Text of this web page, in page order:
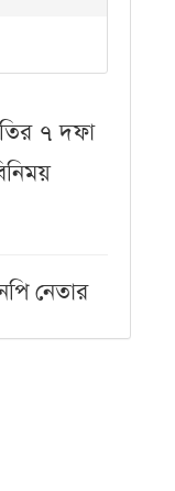
৭ দফা
নেতার
অভিযোগ